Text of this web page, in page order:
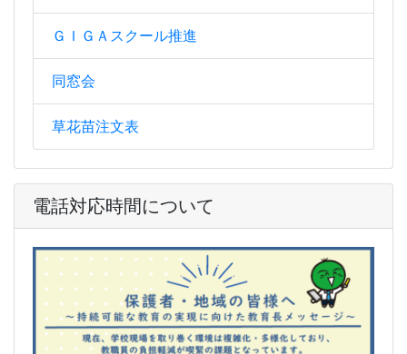
ＧＩＧＡスクール推進
同窓会
草花苗注文表
電話対応時間について